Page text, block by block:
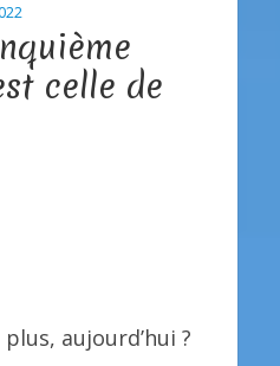
celle de
aujourd’hui ?